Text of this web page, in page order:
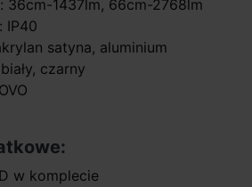
36cm-1437lm, 66cm-2768lm
IP40
satyna, aluminium
czarny
w komplecie